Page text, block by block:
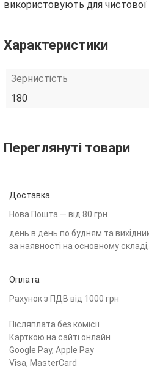
використовують для чистової
Характеристики
Зернистість
180
Переглянуті товари
Доставка
Нова Пошта — від 80 грн
день в день по будням та
за наявності на основному
Оплата
Рахунок з ПДВ від 1000 грн
Післяплата без комісії
Карткою на сайті онлайн
Google Pay, Apple Pay
Visa, MasterCard